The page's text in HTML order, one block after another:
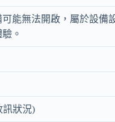
能無法開啟，屬於設備
。
訊狀況)